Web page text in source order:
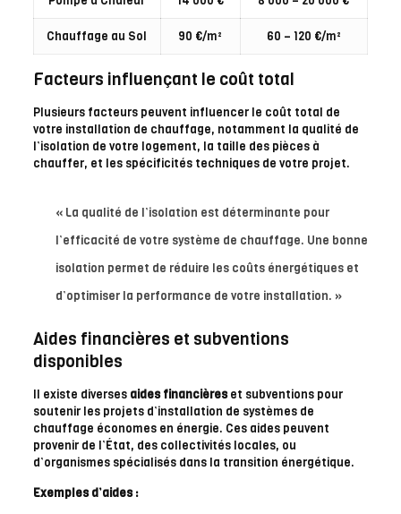
Chauffage au Sol 90 €/m² 60 – 120 €/m²
Facteurs influençant le coût total
Plusieurs facteurs peuvent influencer le coût total de
votre installation de chauffage, notamment la qualité de
l’isolation de votre logement, la taille des pièces à
chauffer, et les spécificités techniques de votre projet.
« La qualité de l’isolation est déterminante pour
l’efficacité de votre système de chauffage. Une bonne
isolation permet de réduire les coûts énergétiques et
d’optimiser la performance de votre installation. »
Aides financières et subventions
disponibles
Il existe diverses aides financièreset subventions pour
soutenir les projets d’installation de systèmes de
chauffage économes en énergie. Ces aides peuvent
provenir de l’État, des collectivités locales, ou
d’organismes spécialisés dans la transition énergétique.
Exemples d’aides :